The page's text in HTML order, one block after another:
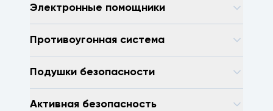
Электронные помощники
Противоугонная система
Подушки безопасности
Активная безопасность